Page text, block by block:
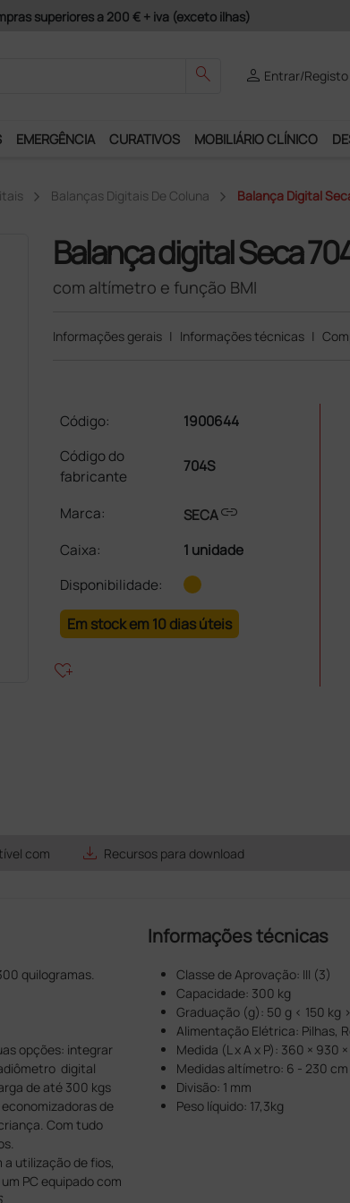
de Satisfação!
search person Entrar/Registo
EMERGÊNCIA CURATIVOS MOBILIÁRIO CLÍNICO
Balanças Digitais De Coluna Balança Digital
Balança digital Seca
com altímetro e função BMI
Informações gerais | Informações técnicas |
Código:
1900644
Código do
fabricante
704S
Marca: SECAlink
Caixa:
1 unidade
Disponibilidade:
Em stock em 10 dias úteis
heart_plus
com save_alt Recursos para download
quilogramas.
opções: integrar
digital
de até 300 kgs
de
Com tudo
utilização de fios,
PC equipado com
Informações técnicas
Classe de Aprovação: III (3)
Capacidade: 300 kg
Graduação (g): 50 g < 150 kg
Alimentação Elétrica: Pilhas,
Medida (L x A x P): 360 × 930
Medidas altímetro: 6 - 230 cm
Divisão: 1 mm
Peso líquido: 17,3kg